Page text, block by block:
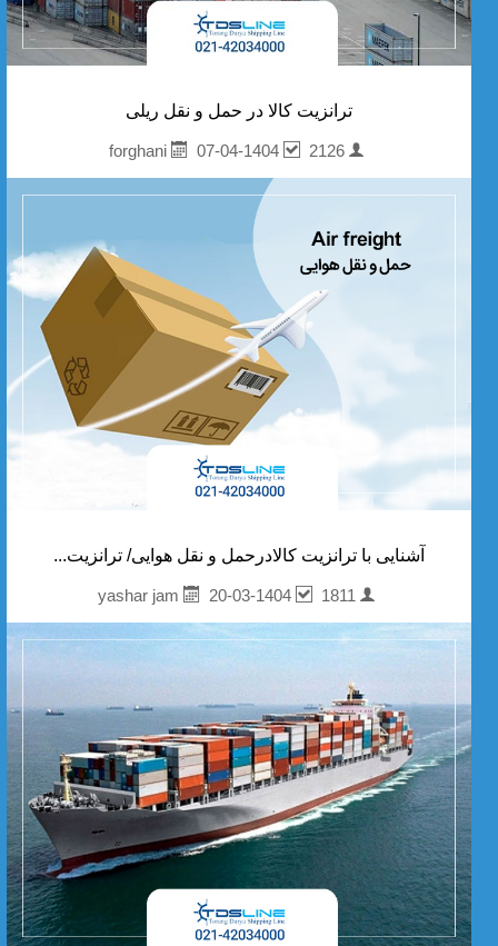
ترانزیت کالا در حمل و نقل ریلی
forghani
07-04-1404 2126
آشنایی با ترانزیت کالادرحمل و نقل هوایی/ ترانزیت...
20-03-1404 1811